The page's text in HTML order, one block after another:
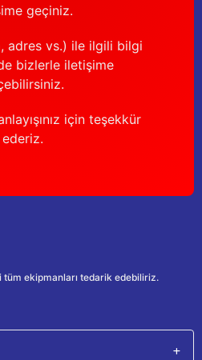
geçiniz.
adres vs.) ile ilgili bilgi
bizlerle iletişime
için teşekkür
ederiz.
tüm ekipmanları tedarik edebiliriz.